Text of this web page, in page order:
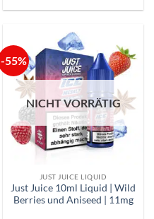
-55%
NICHT VORRÄTIG
JUST JUICE LIQUID
Just Juice 10ml Liquid | Wild
Berries und Aniseed | 11mg